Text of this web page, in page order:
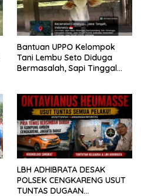
Bantuan UPPO Kelompok
Tani Lembu Seto Diduga
Bermasalah, Sapi Tinggal
LBH ADHIBRATA DESAK
POLSEK CENGKARENG USUT
TUNTAS DUGAAN